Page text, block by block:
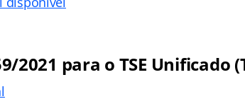
2021 para o TSE Unificado